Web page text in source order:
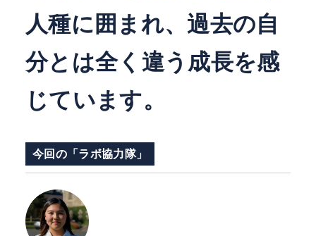
人種に囲まれ、過去の自
分とは全く違う成長を感
じています。
今回の「ラボ協力隊」